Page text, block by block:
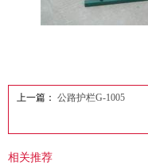
上一篇：公路护栏G-1005
相关推荐